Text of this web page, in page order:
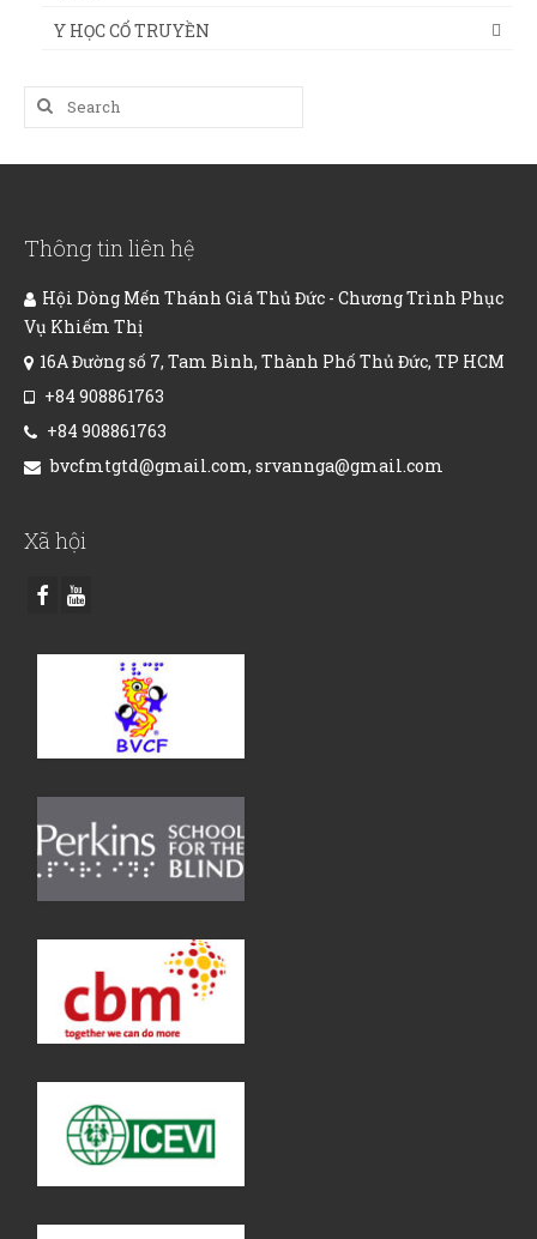
Y HỌC CỔ TRUYỀN
Search
for:
Thông tin liên hệ
Hội Dòng Mến Thánh Giá Thủ Đức - Chương Trình Phục
Vụ Khiếm Thị
16A Đường số 7, Tam Bình, Thành Phố Thủ Đức, TP HCM
+84 908861763
+84 908861763
bvcfmtgtd@gmail.com, srvannga@gmail.com
Xã hội